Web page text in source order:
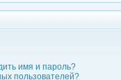
имя и пароль?
пользователей?